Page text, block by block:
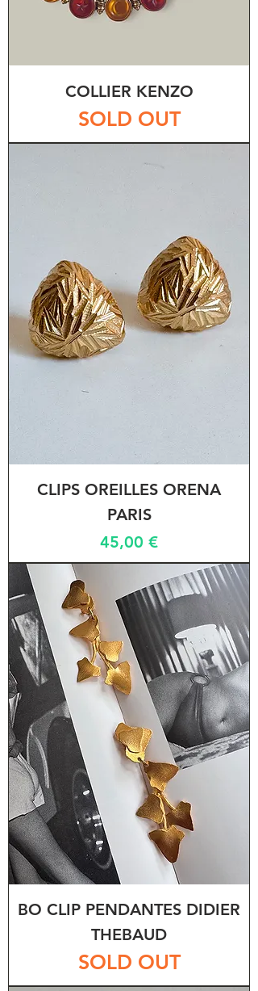
COLLIER KENZO
SOLD OUT
CLIPS OREILLES ORENA
PARIS
Prix
45,00 €
BO CLIP PENDANTES DIDIER
THEBAUD
SOLD OUT